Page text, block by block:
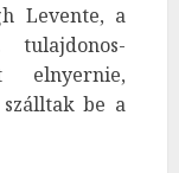
Levente, a
tulajdonos-
be a